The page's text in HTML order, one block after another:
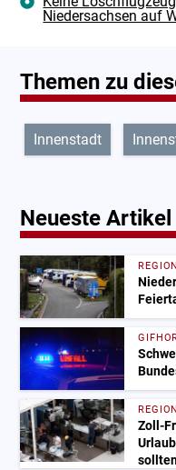
Niedersachsen auf
Themen zu
Innenstadt
Neueste Artikel
REGION
REGION
Zoll-